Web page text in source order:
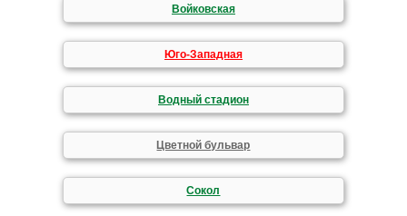
Войковская
Юго-Западная
Водный стадион
Цветной бульвар
Сокол